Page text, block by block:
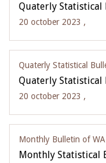
Quaterly
20 october 2023 ,
Quaterly Statistical
Quaterly
20 october 2023 ,
Monthly Bulletin of
Monthly Statistical